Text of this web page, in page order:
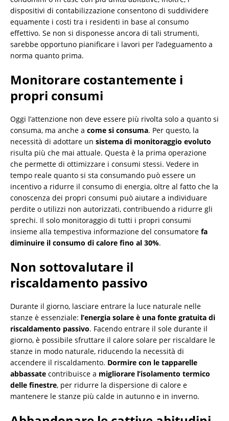
dispositivi di contabilizzazione consentono di suddividere
equamente i costi tra i residenti in base al consumo
effettivo. Se non si disponesse ancora di tali strumenti,
sarebbe opportuno pianificare i lavori per l’adeguamento a
norma quanto prima.
Monitorare costantemente i
propri consumi
Oggi l’attenzione non deve essere più rivolta solo a quanto si
consuma, ma anche a come si consuma. Per questo, la
necessità di adottare un sistema di monitoraggio evoluto
risulta più che mai attuale. Questa è la prima operazione
che permette di ottimizzare i consumi stessi. Vedere in
tempo reale quanto si sta consumando può essere un
incentivo a ridurre il consumo di energia, oltre al fatto che la
conoscenza dei propri consumi può aiutare a individuare
perdite o utilizzi non autorizzati, contribuendo a ridurre gli
sprechi. Il solo monitoraggio di tutti i propri consumi
insieme alla tempestiva informazione del consumatore fa
diminuire il consumo di calore fino al 30%.
Non sottovalutare il
riscaldamento passivo
Durante il giorno, lasciare entrare la luce naturale nelle
stanze è essenziale: l’energia solare è una fonte gratuita di
riscaldamento passivo. Facendo entrare il sole durante il
giorno, è possibile sfruttare il calore solare per riscaldare le
stanze in modo naturale, riducendo la necessità di
accendere il riscaldamento. Dormire con le tapparelle
abbassate contribuisce a migliorare l’isolamento termico
delle finestre, per ridurre la dispersione di calore e
mantenere le stanze più calde in autunno e in inverno.